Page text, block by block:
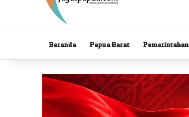
Beranda Papua Barat Pemerintahan